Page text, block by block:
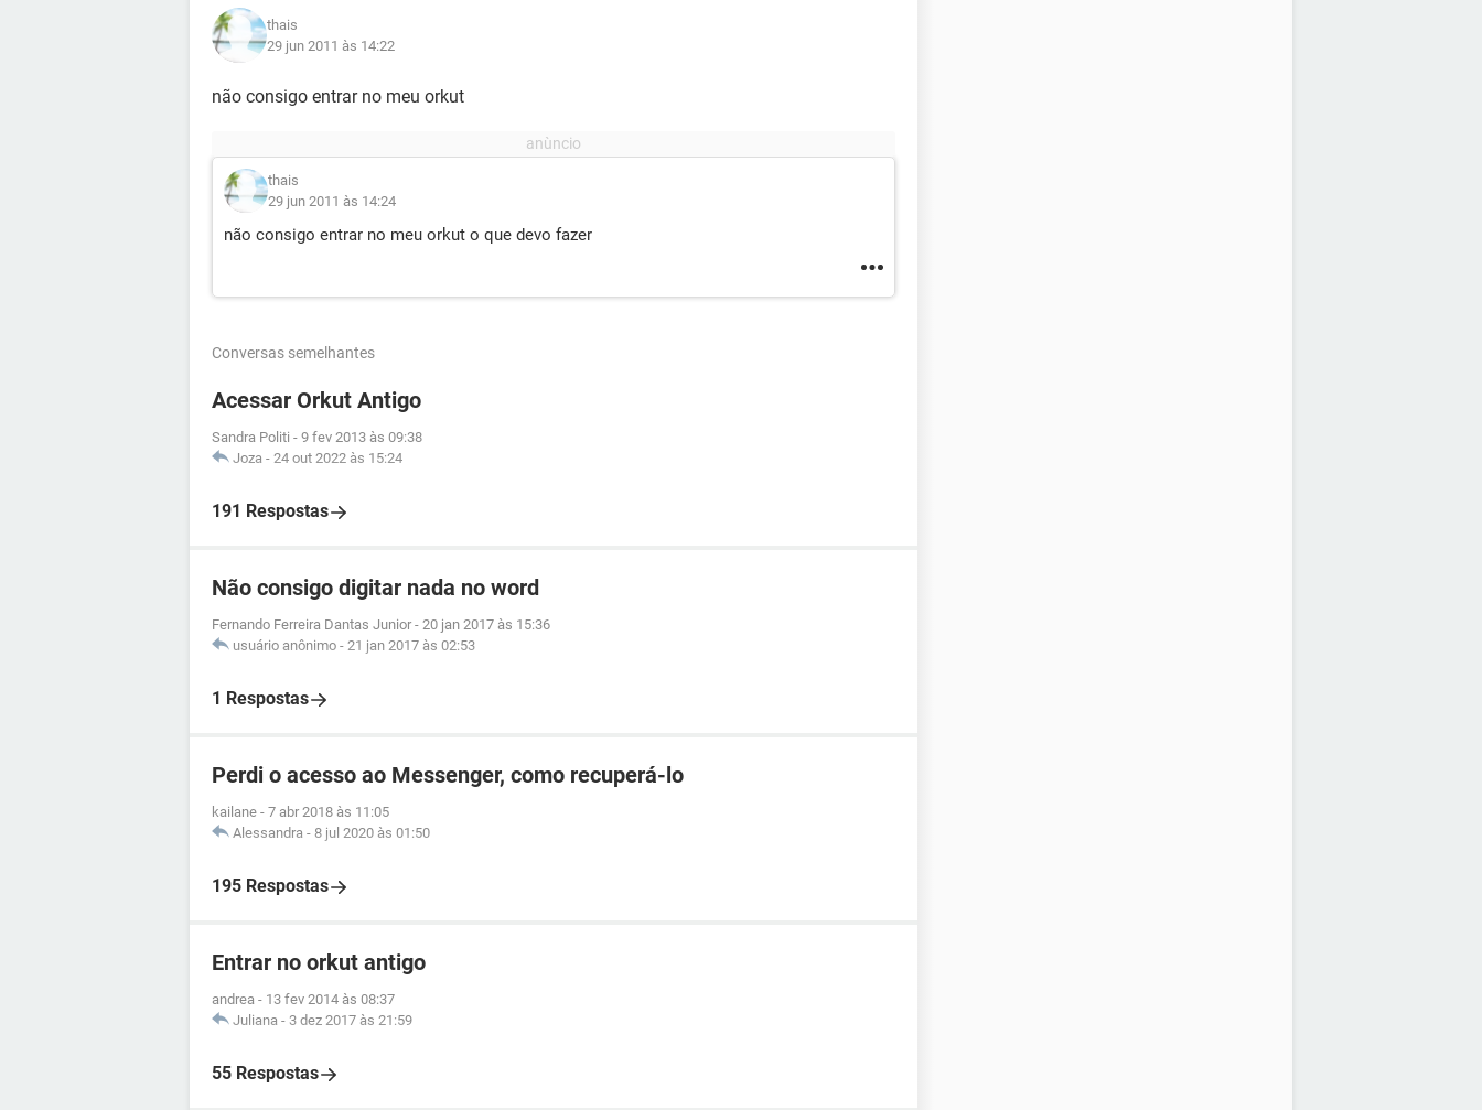
thais
29 jun 2011 às 14:22
não consigo entrar no meu orkut
thais
29 jun 2011 às 14:24
não consigo entrar no meu orkut o que devo fazer
Conversas semelhantes
Acessar Orkut Antigo
Sandra Politi - 9 fev 2013 às 09:38
Joza - 24 out 2022 às 15:24
191 Respostas
Não consigo digitar nada no word
Fernando Ferreira Dantas Junior - 20 jan 2017 às 15:36
usuário anônimo - 21 jan 2017 às 02:53
1 Respostas
Perdi o acesso ao Messenger, como recuperá-lo
kailane - 7 abr 2018 às 11:05
Alessandra - 8 jul 2020 às 01:50
195 Respostas
Entrar no orkut antigo
andrea - 13 fev 2014 às 08:37
Juliana - 3 dez 2017 às 21:59
55 Respostas